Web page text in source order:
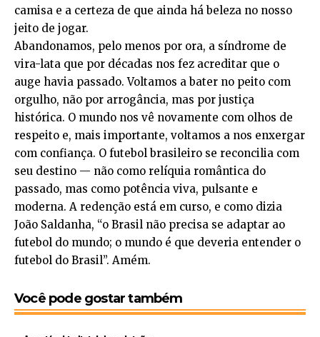
camisa e a certeza de que ainda há beleza no nosso
jeito de jogar.
Abandonamos, pelo menos por ora, a síndrome de
vira-lata que por décadas nos fez acreditar que o
auge havia passado. Voltamos a bater no peito com
orgulho, não por arrogância, mas por justiça
histórica. O mundo nos vê novamente com olhos de
respeito e, mais importante, voltamos a nos enxergar
com confiança. O futebol brasileiro se reconcilia com
seu destino — não como relíquia romântica do
passado, mas como potência viva, pulsante e
moderna. A redenção está em curso, e como dizia
João Saldanha, “o Brasil não precisa se adaptar ao
futebol do mundo; o mundo é que deveria entender o
futebol do Brasil”. Amém.
Você pode gostar também